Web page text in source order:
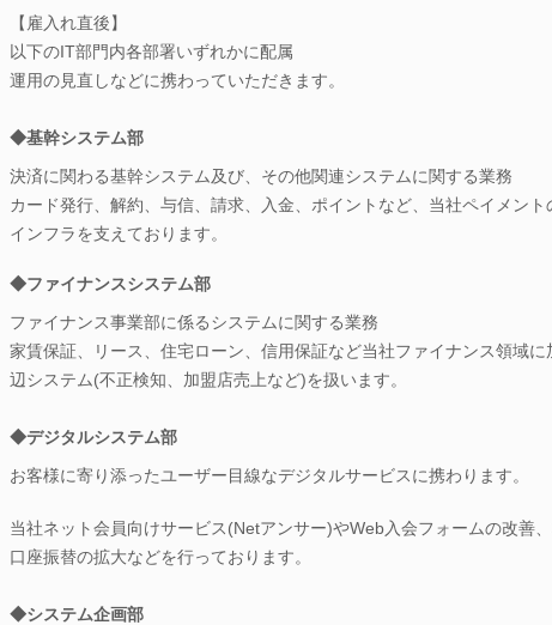
【雇入れ直後】
以下のIT部門内各部署いずれかに配属
運用の見直しなどに携わっていただきます。
◆基幹システム部
決済に関わる基幹システム及び、その他関連システムに関する業務
カード発行、解約、与信、請求、入金、ポイントなど、当社ペイメン
インフラを支えております。
◆ファイナンスシステム部
ファイナンス事業部に係るシステムに関する業務
家賃保証、リース、住宅ローン、信用保証など当社ファイナンス領域に
辺システム(不正検知、加盟店売上など)を扱います。
◆デジタルシステム部
お客様に寄り添ったユーザー目線なデジタルサービスに携わります。
当社ネット会員向けサービス(Netアンサー)やWeb入会フォームの改善
口座振替の拡大などを行っております。
◆システム企画部